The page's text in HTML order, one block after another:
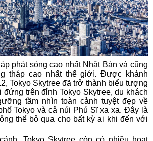
phát sóng cao nhất Nhật Bản và cũng
tháp cao nhất thế giới. Được khánh
Tokyo Skytree đã trở thành biểu tượng
đứng trên đỉnh Tokyo Skytree, du khách
tầm nhìn toàn cảnh tuyệt đẹp về
Tokyo và cả núi Phú Sĩ xa xa. Đây là
thể bỏ qua cho bất kỳ ai khi đến với